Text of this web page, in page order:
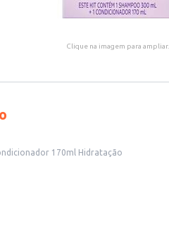
Clique na imagem para ampliar.
170ml Hidratação